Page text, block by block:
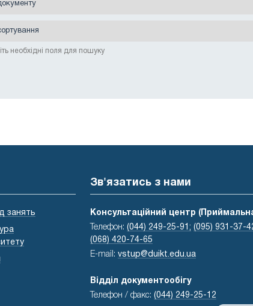
необхідні поля для пошуку
занять
Зв'язатись з нами
Консультаційний центр
Телефон: (044) 249-25-91; (095) 931-37-
(068) 420-74-65
E-mail: vstup@duikt.edu.ua
Відділ документообігу
Телефон / факс: (044) 249-25-12